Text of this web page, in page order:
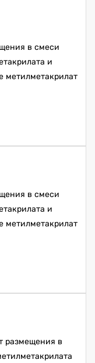
в смеси
и
метилметакрилат
в смеси
и
метилметакрилат
размещения в